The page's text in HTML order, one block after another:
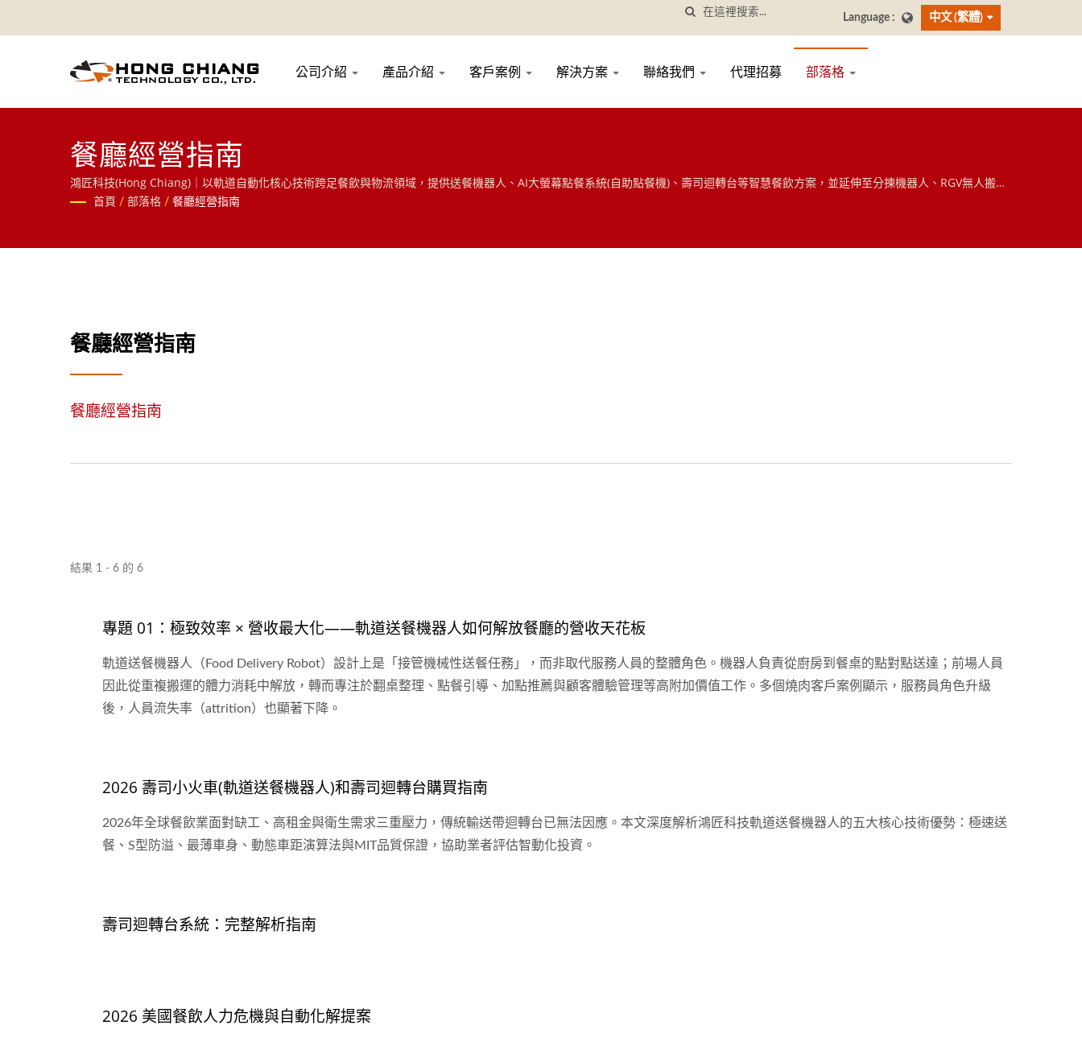
中文 (繁體)
公司介紹 產品介紹 客戶案例 解決方案 聯絡我們 代理招募 部落格
餐廳經營指南
鴻匠科技(Hong Chiang)｜以軌道自動化核心技術跨足餐飲與物流領域，提供送餐機器人、AI大螢幕點餐系統(自助點餐機)、壽司迴轉台等智慧餐飲方案，並延伸至分揀機器人、RGV無人搬運
車等物件移動解決方案，歡迎洽詢！
首頁 / 部落格 / 餐廳經營指南
餐廳經營指南
餐廳經營指南
結果 1 - 6 的 6
專題 01：極致效率 × 營收最大化——軌道送餐機器人如何解放餐廳的營收天花板
軌道送餐機器人（Food Delivery Robot）設計上是「接管機械性送餐任務」，而非取代服務人員的整體角色。機器人負責從廚房到餐桌的點對點送達；前場人員
因此從重複搬運的體力消耗中解放，轉而專注於翻桌整理、點餐引導、加點推薦與顧客體驗管理等高附加價值工作。多個燒肉客戶案例顯示，服務員角色升級
後，人員流失率（attrition）也顯著下降。
2026 壽司小火車(軌道送餐機器人)和壽司迴轉台購買指南
2026年全球餐飲業面對缺工、高租金與衛生需求三重壓力，傳統輸送帶迴轉台已無法因應。本文深度解析鴻匠科技軌道送餐機器人的五大核心技術優勢：極速送
餐、S型防溢、最薄車身、動態車距演算法與MIT品質保證，協助業者評估智動化投資。
壽司迴轉台系統：完整解析指南
2026 美國餐飲人力危機與自動化解提案